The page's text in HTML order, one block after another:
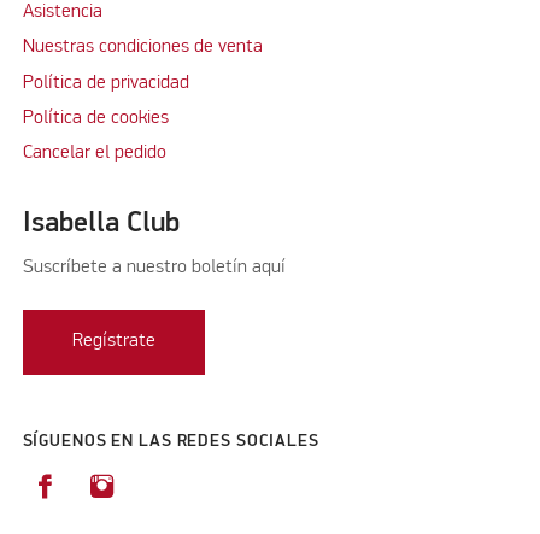
Asistencia
Nuestras condiciones de venta
Política de privacidad
Política de cookies
Cancelar el pedido
Isabella Club
Suscríbete a nuestro boletín aquí
Regístrate
SÍGUENOS EN LAS REDES SOCIALES